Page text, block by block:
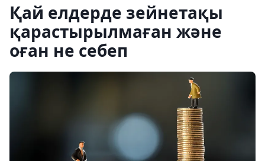
Қай елдерде зейнетақы
қарастырылмаған және
оған не себеп